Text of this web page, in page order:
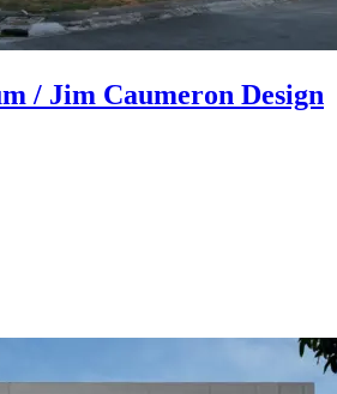
/ Jim Caumeron Design